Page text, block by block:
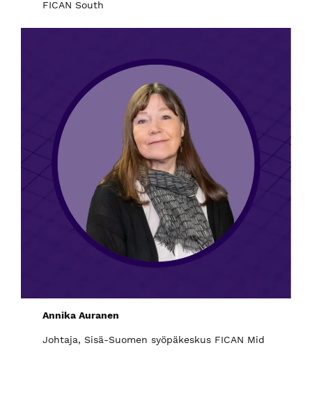
FICAN South
Annika Auranen
Johtaja, Sisä-Suomen syöpäkeskus FICAN Mid